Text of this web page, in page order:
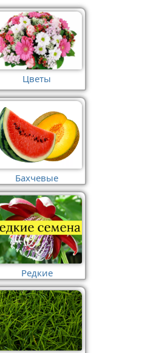
Цветы
Бахчевые
Редкие